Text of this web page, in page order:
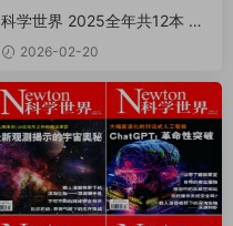
科学世界 2025全年共12本 PD
F
2026-02-20